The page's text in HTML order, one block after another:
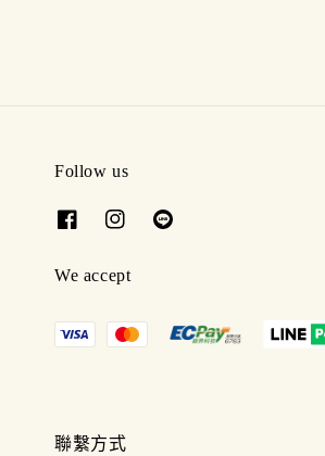
Follow us
We accept
聯繫方式